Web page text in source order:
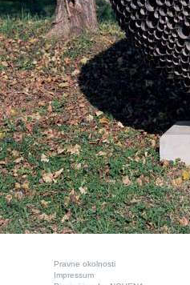
Pravne okolnosti
Impressum